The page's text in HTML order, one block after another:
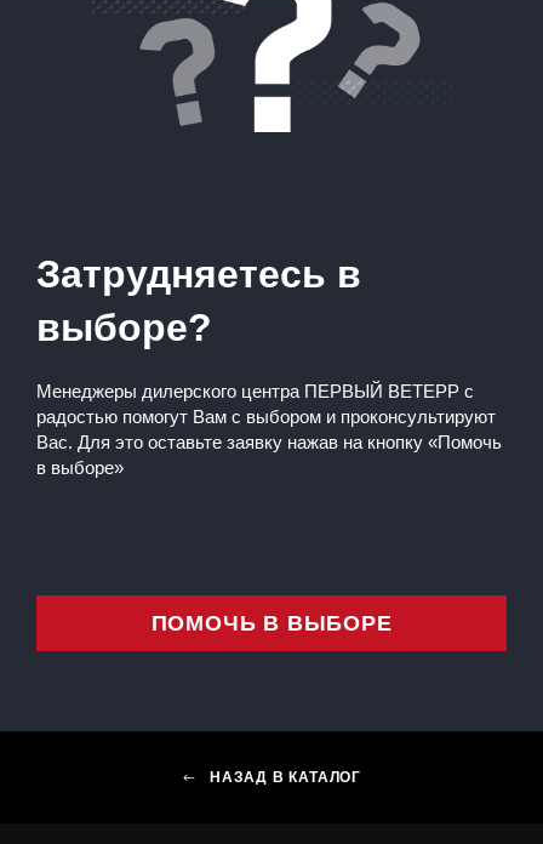
Затрудняетесь в
выборе?
Менеджеры дилерского центра ПЕРВЫЙ ВЕТЕРР с
радостью помогут Вам с выбором и проконсультируют
Вас. Для это оставьте заявку нажав на кнопку «Помочь
в выборе»
ПОМОЧЬ В ВЫБОРЕ
НАЗАД В КАТАЛОГ